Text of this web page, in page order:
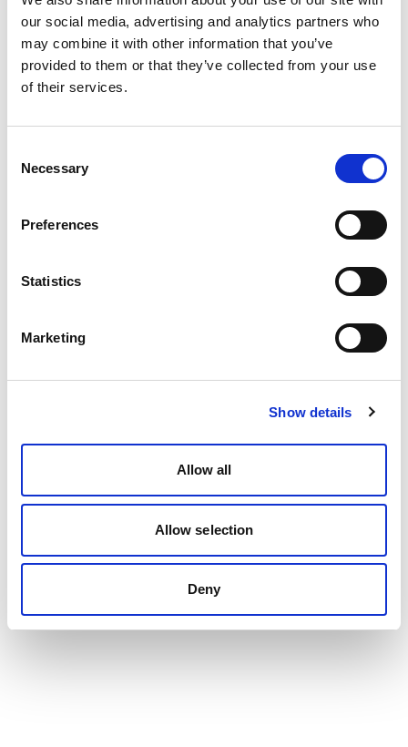
our social media, advertising and analytics partners who
may combine it with other information that you’ve
provided to them or that they’ve collected from your use
of their services.
Selection
Necessary
Preferences
Statistics
Marketing
Show details
Allow all
Allow selection
Deny